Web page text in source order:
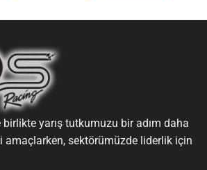
yarış tutkumuzu bir adım daha
amaçlarken, sektörümüzde liderlik için